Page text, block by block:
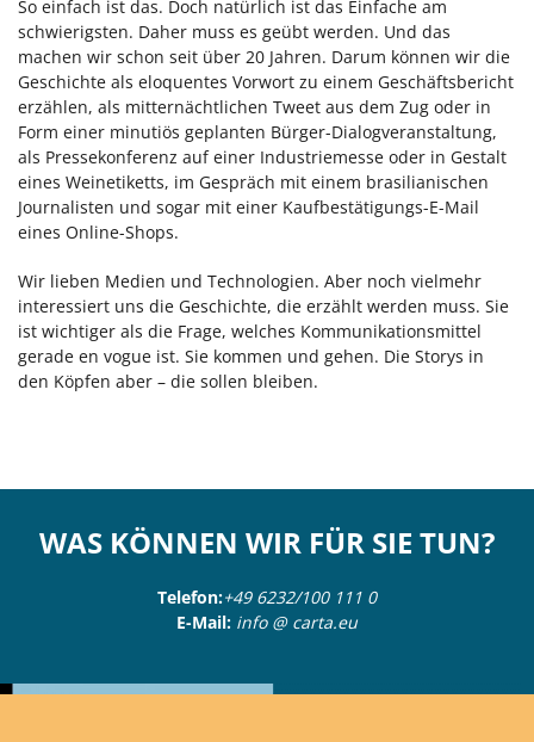
So einfach ist das. Doch natürlich ist das Einfache am
schwierigsten. Daher muss es geübt werden. Und das
machen wir schon seit über 20 Jahren. Darum können wir die
Geschichte als eloquentes Vorwort zu einem Geschäftsbericht
erzählen, als mitternächtlichen Tweet aus dem Zug oder in
Form einer minutiös geplanten Bürger-Dialogveranstaltung,
als Pressekonferenz auf einer Industriemesse oder in Gestalt
eines Weinetiketts, im Gespräch mit einem brasilianischen
Journalisten und sogar mit einer Kaufbestätigungs-E-Mail
eines Online-Shops.
Wir lieben Medien und Technologien. Aber noch vielmehr
interessiert uns die Geschichte, die erzählt werden muss. Sie
ist wichtiger als die Frage, welches Kommunikationsmittel
gerade en vogue ist. Sie kommen und gehen. Die Storys in
den Köpfen aber – die sollen bleiben.
WAS KÖNNEN WIR FÜR SIE TUN?
Telefon:+49 6232/100 111 0
E-Mail: info @ carta.eu